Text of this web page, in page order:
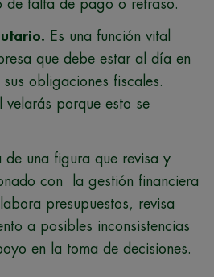
de falta de pago o retraso.
Es una función vital
que debe estar al día en
obligaciones fiscales.
velarás porque esto se
de una figura que revisa y
con la gestión financiera
presupuestos, revisa
a posibles inconsistencias
en la toma de decisiones.